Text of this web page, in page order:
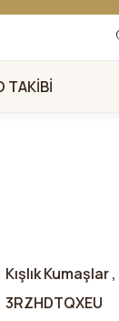
TAKİBİ
Kışlık Kumaşlar ,
3RZHDTQXEU